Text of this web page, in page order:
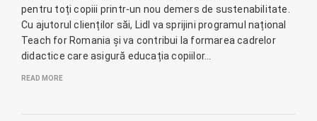
pentru toți copiii printr-un nou demers de sustenabilitate.
Cu ajutorul clienților săi, Lidl va sprijini programul național
Teach for Romania și va contribui la formarea cadrelor
didactice care asigură educația copiilor…
READ MORE